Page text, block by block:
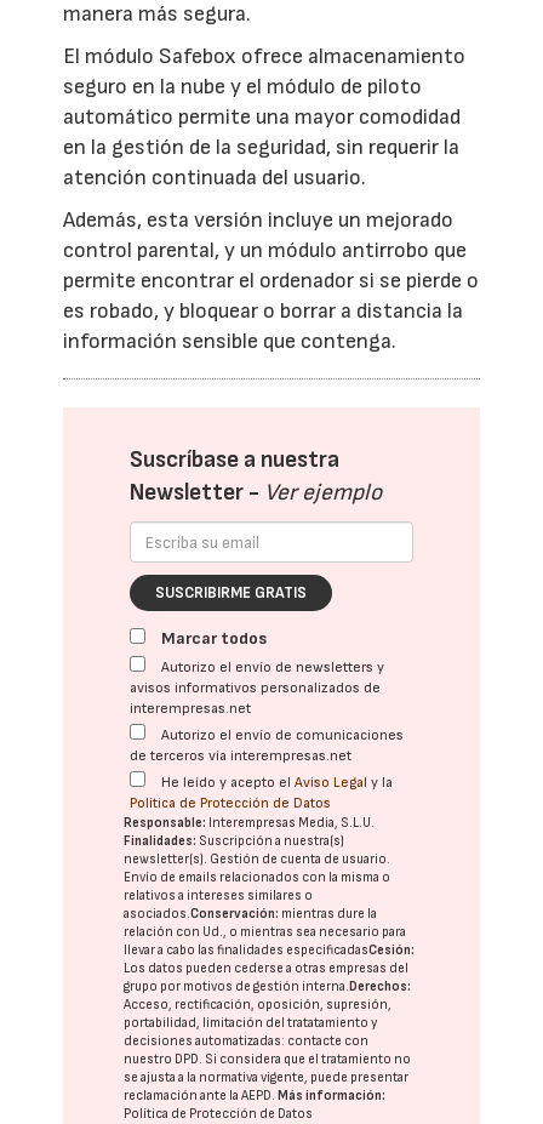
manera más segura.
El módulo Safebox ofrece almacenamiento
seguro en la nube y el módulo de piloto
automático permite una mayor comodidad
en la gestión de la seguridad, sin requerir la
atención continuada del usuario.
Además, esta versión incluye un mejorado
control parental, y un módulo antirrobo que
permite encontrar el ordenador si se pierde o
es robado, y bloquear o borrar a distancia la
información sensible que contenga.
Suscríbase a nuestra
Newsletter - Ver ejemplo
SUSCRIBIRME GRATIS
Marcar todos
Autorizo el envío de newsletters y
avisos informativos personalizados de
interempresas.net
Autorizo el envío de comunicaciones
de terceros vía interempresas.net
He leído y acepto elAviso Legal y la
Política de Protección de Datos
Responsable: Interempresas Media, S.L.U.
Finalidades: Suscripción a nuestra(s)
newsletter(s). Gestión de cuenta de usuario.
Envío de emails relacionados con la misma o
relativos a intereses similares o
asociados.Conservación: mientras dure la
relación con Ud., o mientras sea necesario para
llevar a cabo las finalidades especificadasCesión:
Los datos pueden cederse a otras empresas del
grupo por motivos de gestión interna. Derechos:
Acceso, rectificación, oposición, supresión,
portabilidad, limitación del tratatamiento y
decisiones automatizadas: contacte con
nuestro DPD. Si considera que el tratamiento no
se ajusta a la normativa vigente, puede presentar
reclamación ante laAEPD. Más información:
Política de Protección de Datos